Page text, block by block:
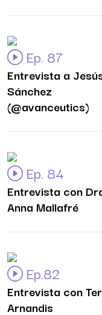
Ep. 87
Entrevista a
Sánchez
(@avanceutics)
Ep. 84
Entrevista con
Anna Mallafré
Ep.82
Entrevista con
Arnandis